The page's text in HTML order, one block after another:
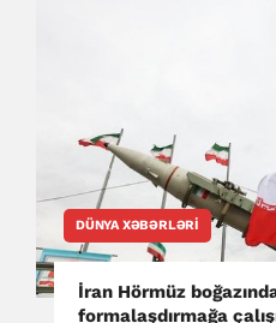
DÜNYA XƏBƏRLƏRI
İran Hörmüz
formalaşdırmağa